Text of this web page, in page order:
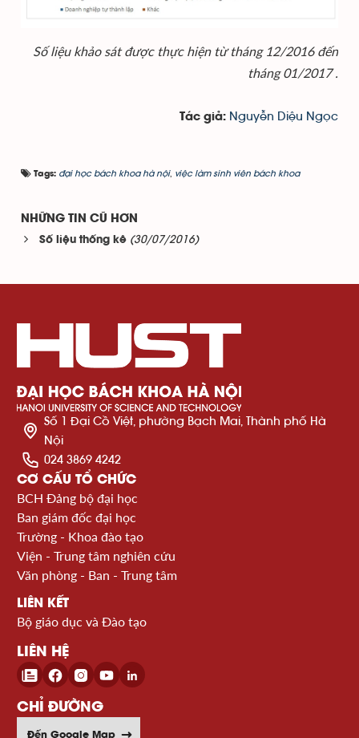
Số liệu khảo sát được thực hiện từ tháng 12/2016 đến
tháng 01/2017 .
Tác giả: Nguyễn Diệu Ngọc
Tags: đại học bách khoa hà nội, việc làm sinh viên bách khoa
NHỮNG TIN CŨ HƠN
Số liệu thống kê (30/07/2016)
Số 1 Đại Cồ Việt, phường Bạch Mai, Thành phố Hà
Nội
024 3869 4242
CƠ CẤU TỔ CHỨC
BCH Đảng bộ đại học
Ban giám đốc đại học
Trường - Khoa đào tạo
Viện - Trung tâm nghiên cứu
Văn phòng - Ban - Trung tâm
LIÊN KẾT
Bộ giáo dục và Đào tạo
LIÊN HỆ
CHỈ ĐƯỜNG
Đến Google Map